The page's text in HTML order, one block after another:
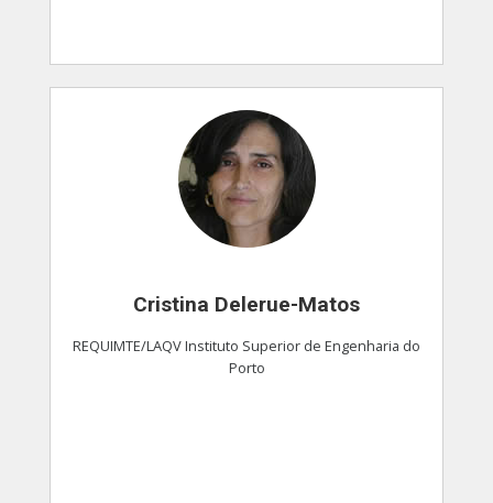
Cristina Delerue-Matos
REQUIMTE/LAQV Instituto Superior de Engenharia do
Porto